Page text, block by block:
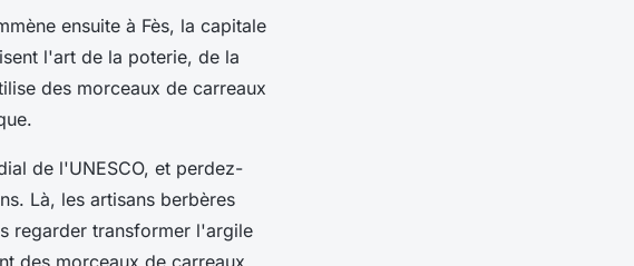
ensuite à Fès, la capitale
l'art de la poterie, de la
des morceaux de carreaux
de l'UNESCO, et perdez-
Là, les artisans berbères
regarder transformer l'argile